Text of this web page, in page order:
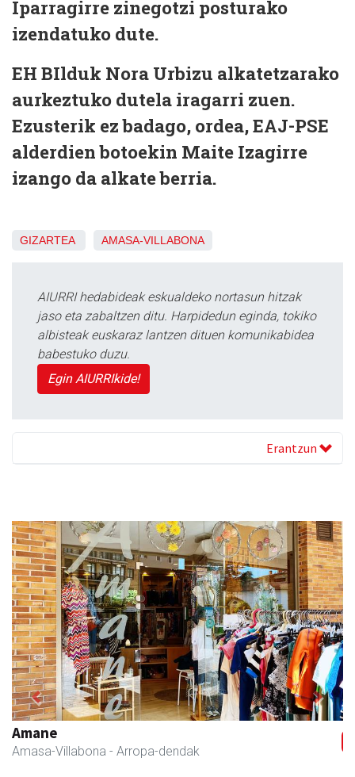
Iparragirre zinegotzi posturako
izendatuko dute.
EH BIlduk Nora Urbizu alkatetzarako
aurkeztuko dutela iragarri zuen.
Ezusterik ez badago, ordea, EAJ-PSE
alderdien botoekin Maite Izagirre
izango da alkate berria.
GIZARTEA AMASA-VILLABONA
AIURRI hedabideak eskualdeko nortasun hitzak
jaso eta zabaltzen ditu. Harpidedun eginda, tokiko
albisteak euskaraz lantzen dituen komunikabidea
babestuko duzu.
Egin AIURRIkide!
Erantzun
Amane
Amasa-Villabona - Arropa-dendak
Previous Next